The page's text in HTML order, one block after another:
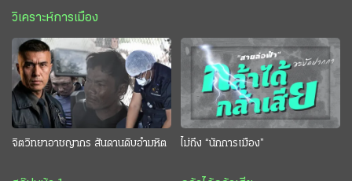
วิเคราะห์การเมือง
จิตวิทยาอาชญากร สันดานดิบอำมหิต ไม่ถึง “นักการเมือง”